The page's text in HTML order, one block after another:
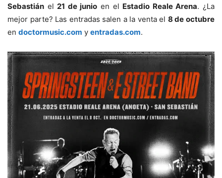
Sebastián el21 de junio en el Estadio Reale Arena. ¿La
mejor parte? Las entradas salen a la venta el 8 de octubre
en doctormusic.com y entradas.com.